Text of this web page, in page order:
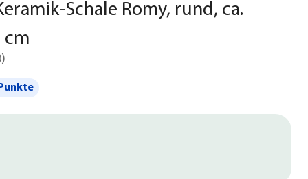
Schale Romy, rund, ca.
cm
)